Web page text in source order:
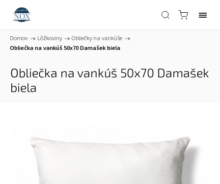
Domov / Lôžkoviny / Obliečky na vankúše /
Obliečka na vankúš 50x70 Damašek biela
Obliečka na vankúš 50x70 Damašek
biela